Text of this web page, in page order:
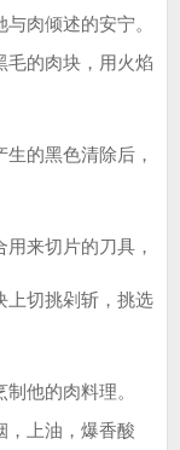
肉倾述的安宁。
的肉块，用火焰
的黑色清除后，
来切片的刀具，
上切挑剁斩，挑选
他的肉料理。
上油，爆香酸